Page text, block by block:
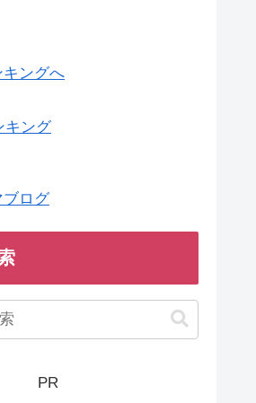
キングへ
キング
ブログ
PR